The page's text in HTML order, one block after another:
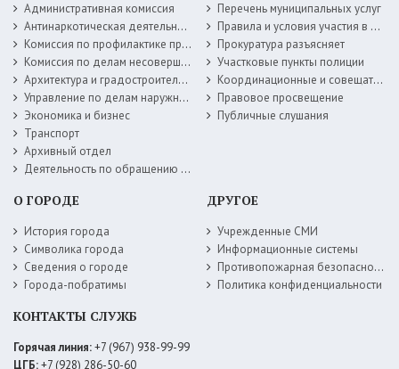
Административная комиссия
Антинаркотическая деятельность
Комиссия по профилактике правонарушений
Комиссия по делам несовершеннолетних
Архитектура и градостроительство
Управление по делам наружной рекламы
Экономика и бизнес
Транспорт
Архивный отдел
Деятельность по обращению с животными без владельцев
Перечень муниципальных услуг
Правила и условия участия в жилищных программах
Прокуратура разъясняет
Участковые пункты полиции
Координационные и совещательные органы
Правовое просвещение
Публичные слушания
О ГОРОДЕ
История города
Символика города
Сведения о городе
Города-побратимы
ДРУГОЕ
Учрежденные СМИ
Информационные системы
Противопожарная безопасность
Политика конфиденциальности
КОНТАКТЫ СЛУЖБ
Горячая линия:+7 (967) 938-99-99
ЦГБ:+7 (928) 286-50-60